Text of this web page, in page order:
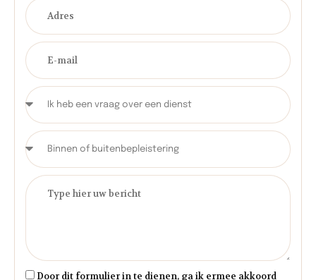
Door dit formulier in te dienen, ga ik ermee akkoord